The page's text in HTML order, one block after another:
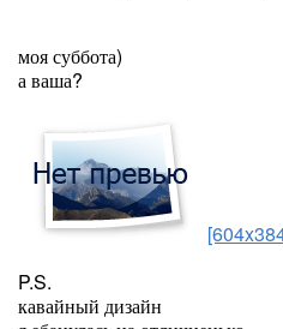
моя суббота)
а ваша?
P.S.
кавайный дизайн